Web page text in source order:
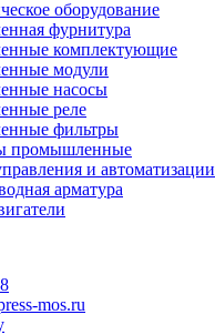
оборудование
фурнитура
комплектующие
модули
насосы
реле
фильтры
промышленные
и автоматизации
арматура
mos.ru